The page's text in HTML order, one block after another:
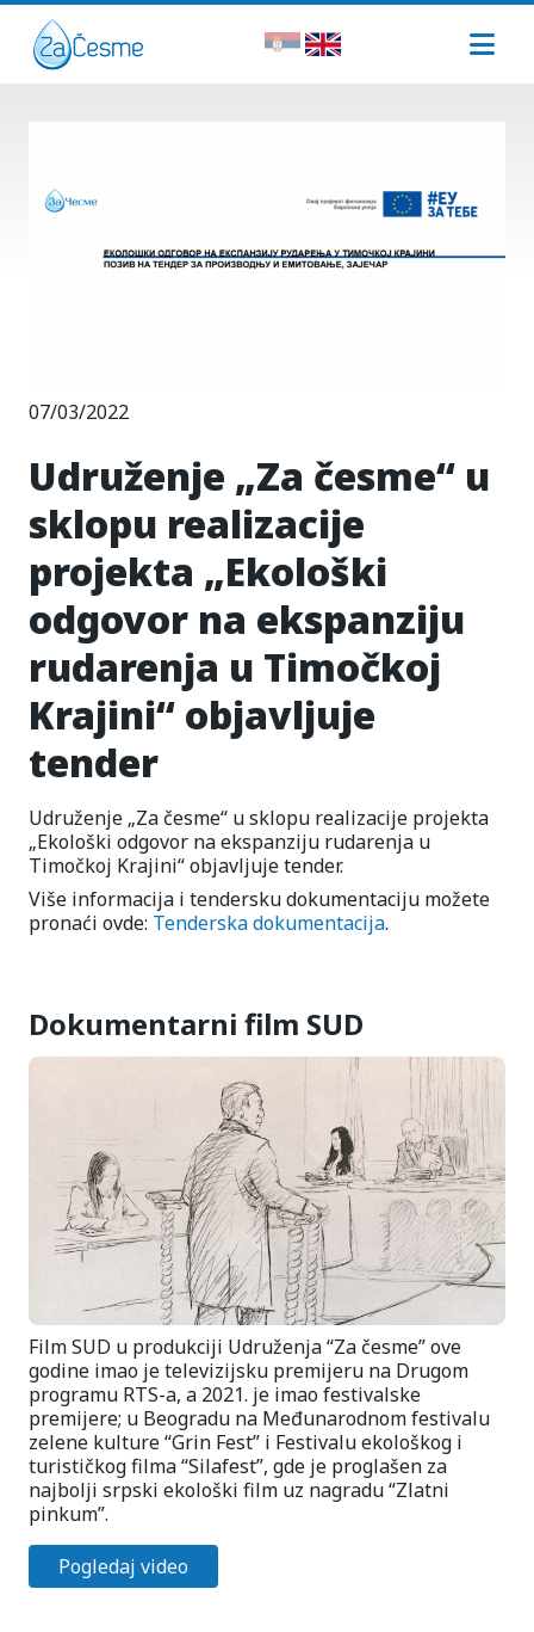
07/03/2022
Udruženje „Za česme“ u
sklopu realizacije
projekta „Ekološki
odgovor na ekspanziju
rudarenja u Timočkoj
Krajini“ objavljuje
tender
Udruženje „Za česme“ u sklopu realizacije projekta
„Ekološki odgovor na ekspanziju rudarenja u
Timočkoj Krajini“ objavljuje tender.
Više informacija i tendersku dokumentaciju možete
pronaći ovde: Tenderska dokumentacija.
Dokumentarni film SUD
Film SUD u produkciji Udruženja “Za česme” ove
godine imao je televizijsku premijeru na Drugom
programu RTS-a, a 2021. je imao festivalske
premijere; u Beogradu na Međunarodnom festivalu
zelene kulture “Grin Fest” i Festivalu ekološkog i
turističkog filma “Silafest”, gde je proglašen za
najbolji srpski ekološki film uz nagradu “Zlatni
pinkum”.
Pogledaj video